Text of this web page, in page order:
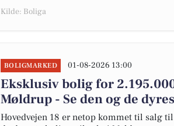
Kilde: Boliga
BOLIGMARKED 01-08-2026 13:00
Eksklusiv bolig for
Møldrup - Se den og de
Hovedvejen 18 er netop kommet til salg